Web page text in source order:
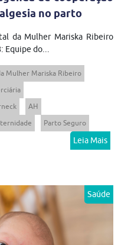
no parto
da Mulher Mariska Ribeiro
Equipe do...
Mulher Mariska Ribeiro
AH
Parto Seguro
Leia Mais
Saúde